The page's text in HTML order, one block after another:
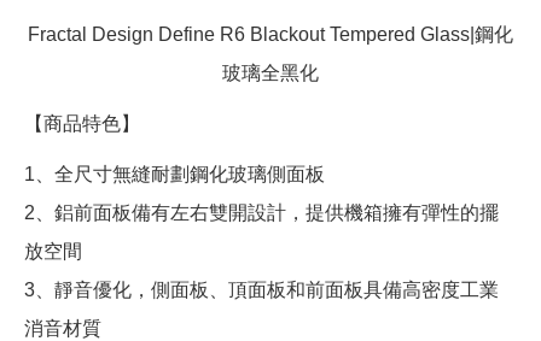
Fractal Design Define R6 Blackout Tempered Glass|鋼化
玻璃全黑化
【商品特色】
1、全尺寸無縫耐劃鋼化玻璃側面板
2、鋁前面板備有左右雙開設計，提供機箱擁有彈性的擺
放空間
3、靜音優化，側面板、頂面板和前面板具備高密度工業
消音材質